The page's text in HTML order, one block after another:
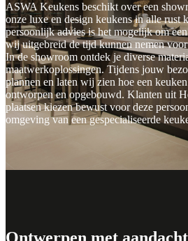
ASWA Keukens beschikt over een
onze luxe en design keukens in alle rust
persoonlijk advies is het mogelijk om
wij uitgebreid de tijd kunnen nemen
In de showroom ontdek je diverse
maatwerkoplossingen. Tijdens jouw
plannen en laten wij zien hoe een
ontworpen en opgebouwd. Klanten uit
plaatsen kiezen bewust voor deze
omgeving van een gespecialiseerde